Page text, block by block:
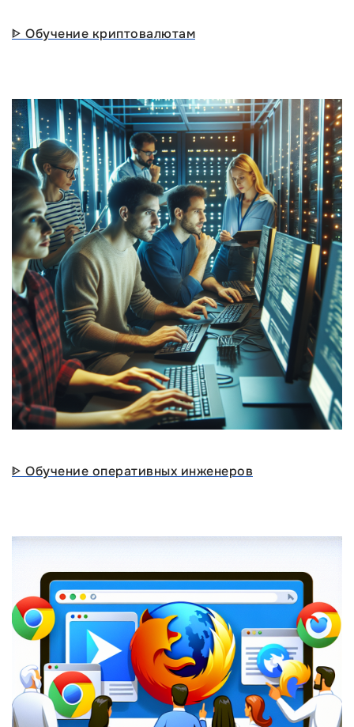
ᐈ Обучение криптовалютам
ᐈ Обучение оперативных инженеров